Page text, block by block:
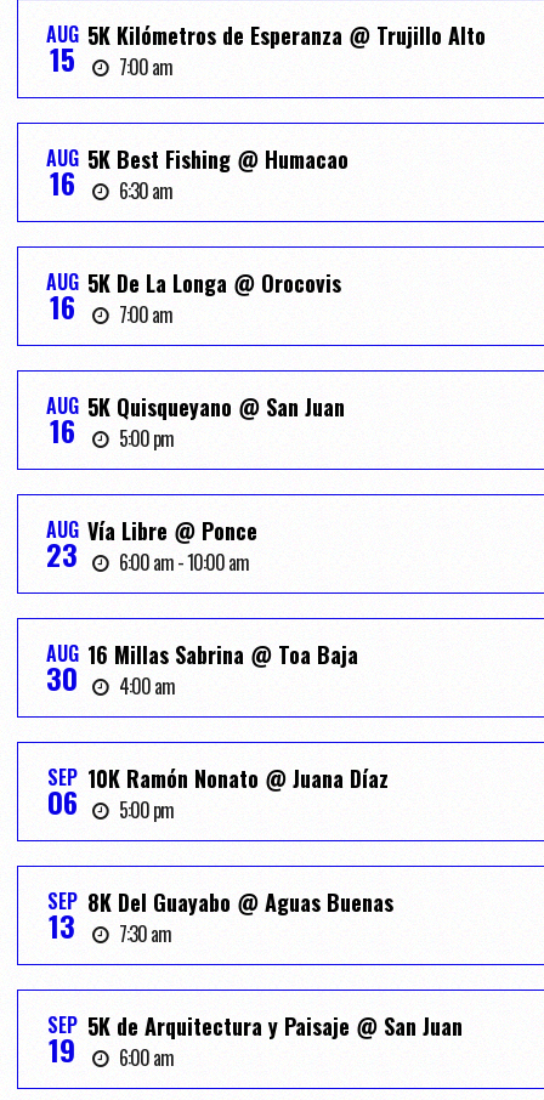
AUG
15
5K Kilómetros de Esperanza @ Trujillo Alto
7:00 am
AUG
16
5K Best Fishing @ Humacao
6:30 am
AUG
16
5K De La Longa @ Orocovis
7:00 am
AUG
16
5K Quisqueyano @ San Juan
5:00 pm
AUG
23
Vía Libre @ Ponce
6:00 am - 10:00 am
AUG
30
16 Millas Sabrina @ Toa Baja
4:00 am
SEP
06
10K Ramón Nonato @ Juana Díaz
5:00 pm
SEP
13
8K Del Guayabo @ Aguas Buenas
7:30 am
SEP
19
5K de Arquitectura y Paisaje @ San Juan
6:00 am